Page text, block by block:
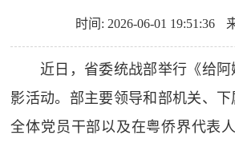
时间: 2026-06-01 19:51:36
近日，省委统战部举行《给
影活动。部主要领导和部机关、
全体党员干部以及在粤侨界代表